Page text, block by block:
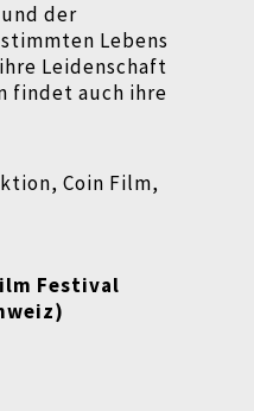
der
Lebens
Leidenschaft
findet auch ihre
Coin Film,
Festival